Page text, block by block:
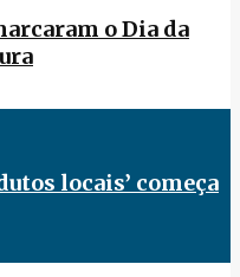
o Dia da
locais’ começa